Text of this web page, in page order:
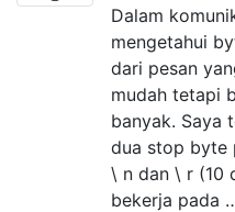
Dalam
mengetahui
dari pesan
mudah tetapi
banyak. Saya
dua stop byte
\ n dan \ r (10
bekerja pada